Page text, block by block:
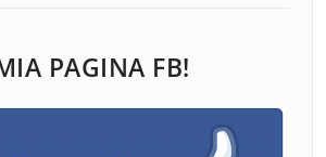
PAGINA FB!